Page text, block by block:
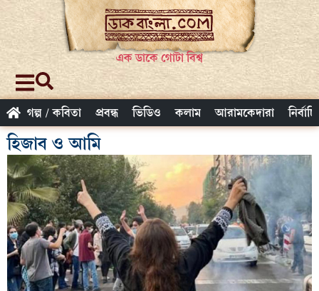
এক ডাকে গোটা বিশ্ব
গল্প / কবিতা প্রবন্ধ ভিডিও কলাম আরামকেদারা
হিজাব ও আমি